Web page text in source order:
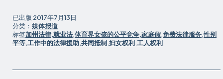
已出版 2017年7月13日
分类： 媒体报道
标签加州法律,就业法,体育界女孩的公平竞争,家庭假,免费法律服务,性别
平等,工作中的法律援助,共同抵制 ,妇女权利 ,工人权利